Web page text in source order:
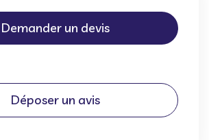
Demander un devis
Déposer un avis